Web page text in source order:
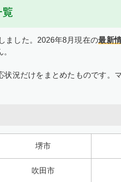
ました。 2026年8月現在の最新
状況だけをまとめたものです。
堺市
吹田市